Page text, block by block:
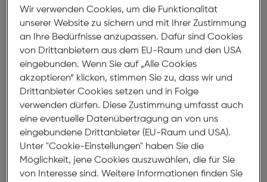
Wir verwenden Cookies, um die Funktionalität
unserer Website zu sichern und mit Ihrer Zustimmung
an Ihre Bedürfnisse anzupassen. Dafür sind Cookies
von Drittanbietern aus dem EU-Raum und den USA
eingebunden. Wenn Sie auf „Alle Cookies
akzeptieren“ klicken, stimmen Sie zu, dass wir und
Drittanbieter Cookies setzen und in Folge
verwenden dürfen. Diese Zustimmung umfasst auch
eine eventuelle Datenübertragung an von uns
eingebundene Drittanbieter (EU-Raum und USA).
Unter "Cookie-Einstellungen" haben Sie die
Möglichkeit, jene Cookies auszuwählen, die für Sie
von Interesse sind. Weitere Informationen finden Sie